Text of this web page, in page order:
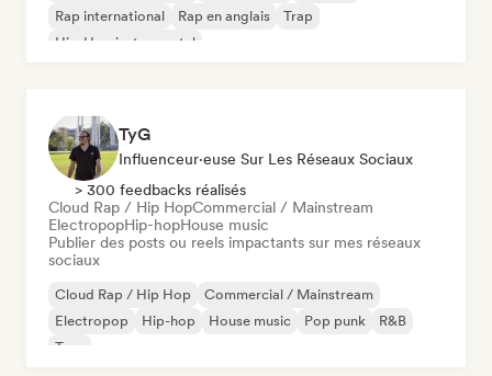
Rap international
Rap en anglais
Trap
Hip-Hop instrumental
TyG
Influenceur·euse Sur Les Réseaux Sociaux
> 300 feedbacks réalisés
Cloud Rap / Hip HopCommercial / Mainstream
ElectropopHip-hopHouse music
Publier des posts ou reels impactants sur mes réseaux
sociaux
Cloud Rap / Hip Hop
Commercial / Mainstream
Electropop
Hip-hop House music Pop punk
R&B
Trap